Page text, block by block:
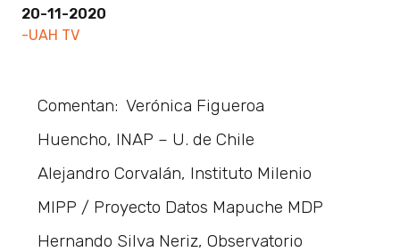
20-11-2020
-UAH TV
Comentan: Verónica Figueroa
Huencho, INAP – U. de Chile
Alejandro Corvalán, Instituto Milenio
MIPP / Proyecto Datos Mapuche MDP
Hernando Silva Neriz, Observatorio